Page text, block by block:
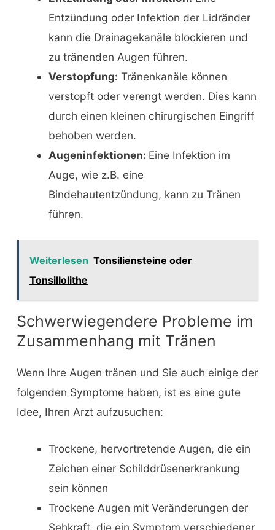
Entzündung oder Infektion der Lidränder
kann die Drainagekanäle blockieren und
zu tränenden Augen führen.
Verstopfung: Tränenkanäle können
verstopft oder verengt werden. Dies kann
durch einen kleinen chirurgischen Eingriff
behoben werden.
Augeninfektionen: Eine Infektion im
Auge, wie z.B. eine
Bindehautentzündung, kann zu Tränen
führen.
Weiterlesen Tonsiliensteine oder
Tonsillolithe
Schwerwiegendere Probleme im
Zusammenhang mit Tränen
Wenn Ihre Augen tränen und Sie auch einige der
folgenden Symptome haben, ist es eine gute
Idee, Ihren Arzt aufzusuchen:
Trockene, hervortretende Augen, die ein
Zeichen einer Schilddrüsenerkrankung
sein können
Trockene Augen mit Veränderungen der
Sehkraft, die ein Symptom verschiedener